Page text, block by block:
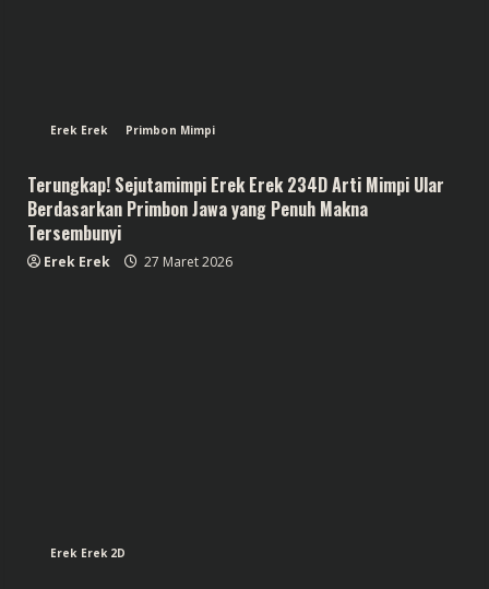
Erek Erek Primbon Mimpi
Terungkap! Sejutamimpi Erek Erek 234D Arti Mimpi Ular
Berdasarkan Primbon Jawa yang Penuh Makna
Tersembunyi
Erek Erek 27 Maret 2026
Erek Erek 2D